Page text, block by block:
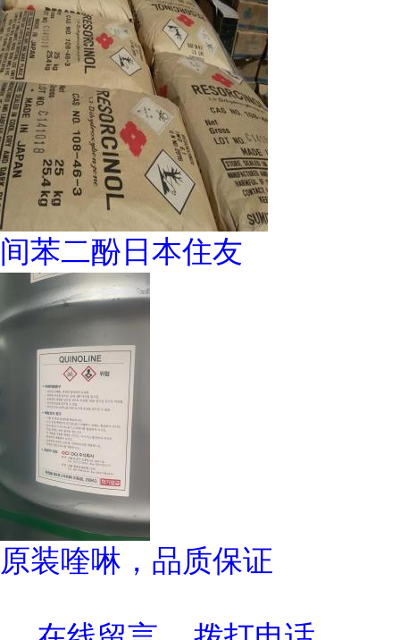
间苯二酚日本住友
原装喹啉，品质保证